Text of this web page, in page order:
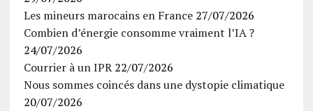
Les mineurs marocains en France 27/07/2026
Combien d’énergie consomme vraiment l’IA ?
24/07/2026
Courrier à un IPR 22/07/2026
Nous sommes coincés dans une dystopie climatique
20/07/2026